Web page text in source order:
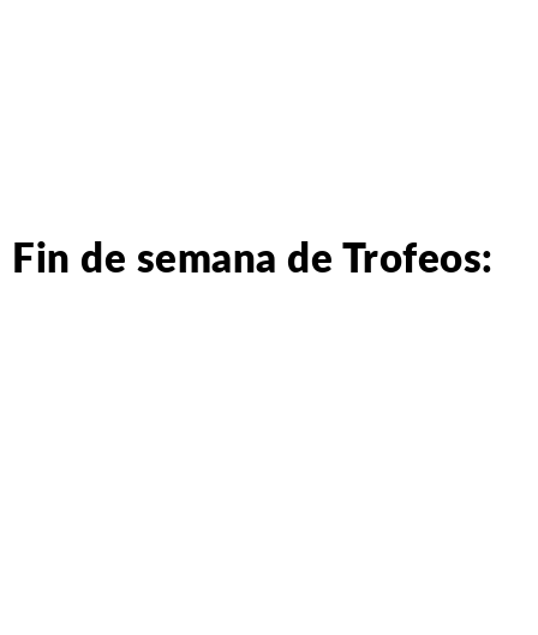
Fin de semana de Trofeos: